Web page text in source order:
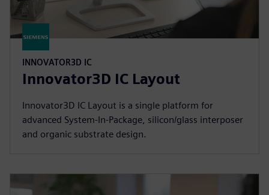
INNOVATOR3D IC
Innovator3D IC Layout
Innovator3D IC Layout is a single platform for
advanced System-In-Package, silicon/glass interposer
and organic substrate design.